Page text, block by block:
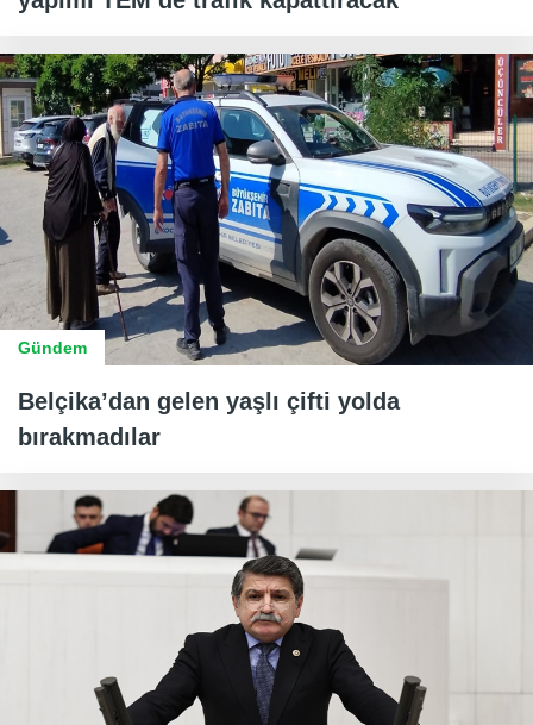
Gündem
Belçika’dan gelen yaşlı çifti yolda
bırakmadılar